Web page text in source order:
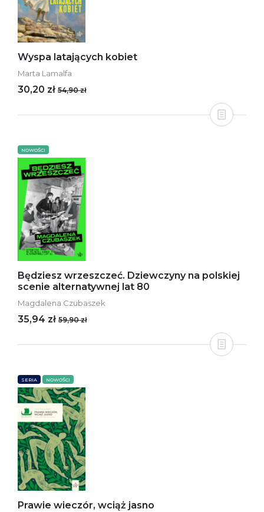
Wyspa latających kobiet
Marta Lamalfa
30,20 zł 54,90 zł
NOWOŚCI
Będziesz wrzeszczeć. Dziewczyny na polskiej
scenie alternatywnej lat 80
Magdalena Czubaszek
35,94 zł 59,90 zł
SERIA NOWOŚCI
Prawie wieczór, wciąż jasno